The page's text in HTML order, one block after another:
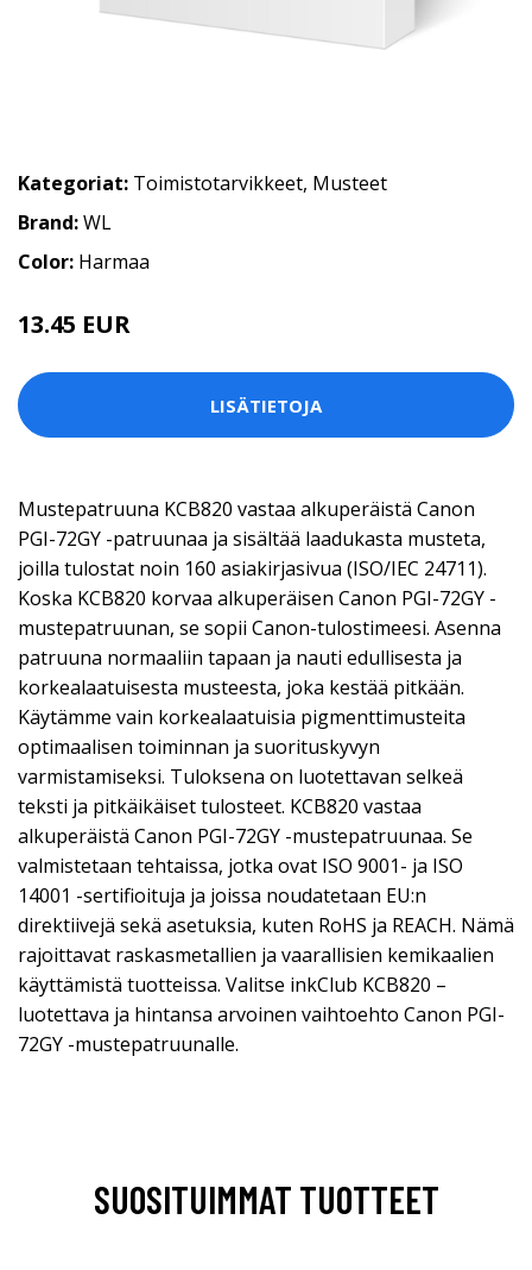
Kategoriat: Toimistotarvikkeet, Musteet
Brand:WL
Color: Harmaa
13.45 EUR
LISÄTIETOJA
Mustepatruuna KCB820 vastaa alkuperäistä Canon
PGI-72GY -patruunaa ja sisältää laadukasta musteta,
joilla tulostat noin 160 asiakirjasivua (ISO/IEC 24711).
Koska KCB820 korvaa alkuperäisen Canon PGI-72GY -
mustepatruunan, se sopii Canon-tulostimeesi. Asenna
patruuna normaaliin tapaan ja nauti edullisesta ja
korkealaatuisesta musteesta, joka kestää pitkään.
Käytämme vain korkealaatuisia pigmenttimusteita
optimaalisen toiminnan ja suorituskyvyn
varmistamiseksi. Tuloksena on luotettavan selkeä
teksti ja pitkäikäiset tulosteet. KCB820 vastaa
alkuperäistä Canon PGI-72GY -mustepatruunaa. Se
valmistetaan tehtaissa, jotka ovat ISO 9001- ja ISO
14001 -sertifioituja ja joissa noudatetaan EU:n
direktiivejä sekä asetuksia, kuten RoHS ja REACH. Nämä
rajoittavat raskasmetallien ja vaarallisien kemikaalien
käyttämistä tuotteissa. Valitse inkClub KCB820 –
luotettava ja hintansa arvoinen vaihtoehto Canon PGI-
72GY -mustepatruunalle.
SUOSITUIMMAT TUOTTEET